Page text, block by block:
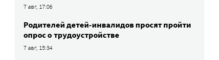
7 авг, 17:06
Родителей детей-инвалидов просят пройти
опрос о трудоустройстве
7 авг, 15:34